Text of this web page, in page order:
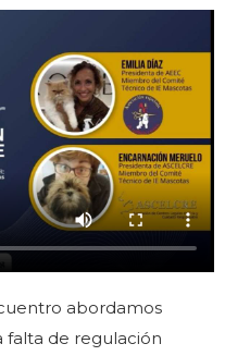
abordamos
de regulación